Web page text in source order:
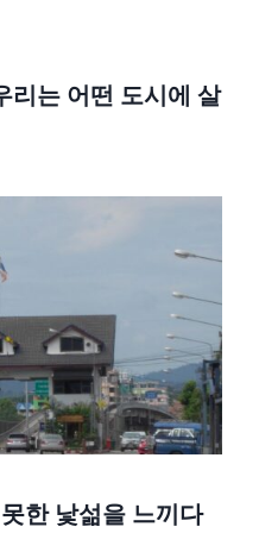
리는 어떤 도시에 살
한 낯섦을 느끼다